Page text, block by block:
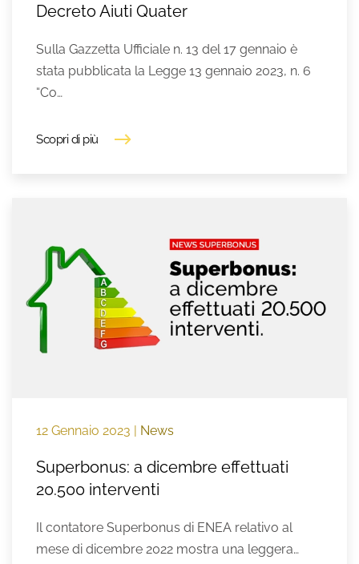
Decreto Aiuti Quater
Sulla Gazzetta Ufficiale n. 13 del 17 gennaio è
stata pubblicata la Legge 13 gennaio 2023, n. 6
“Co…
Scopri di più
12 Gennaio 2023 News
Superbonus: a dicembre effettuati
20.500 interventi
Il contatore Superbonus di ENEA relativo al
mese di dicembre 2022 mostra una leggera…